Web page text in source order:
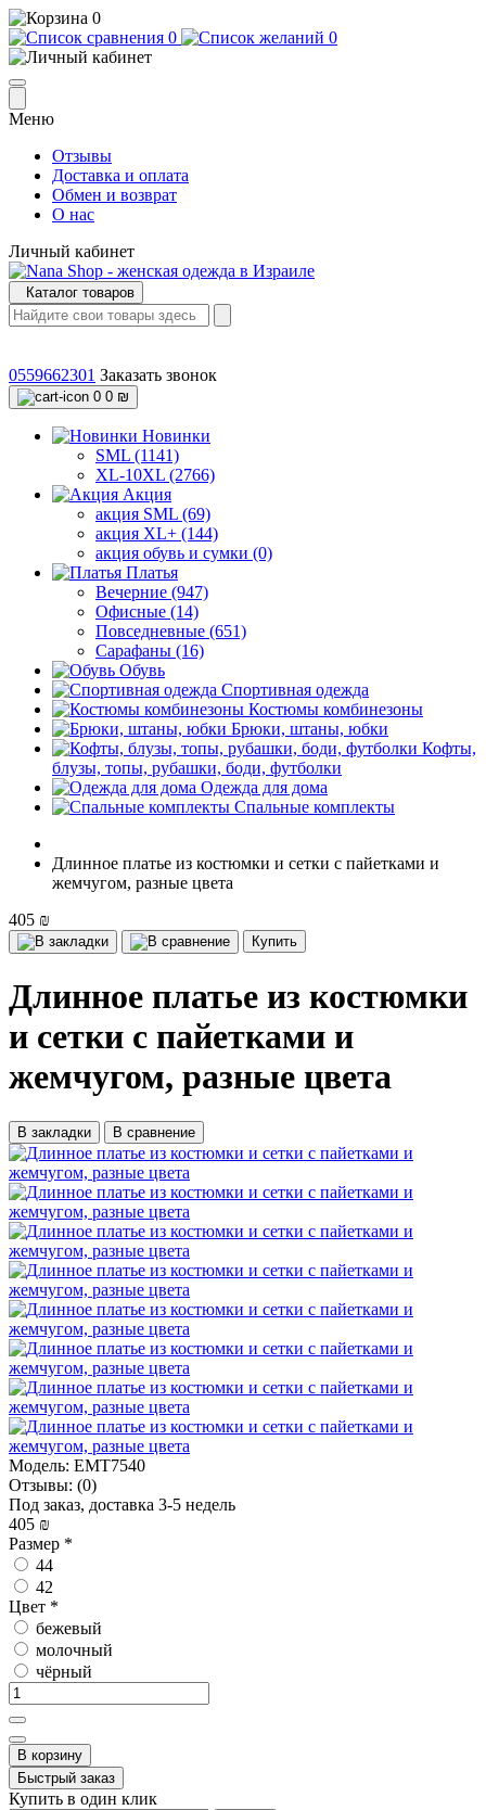
0
0
0
Меню
Отзывы
Доставка и оплата
Обмен и возврат
О нас
Личный кабинет
Каталог товаров
0559662301 Заказать звонок
0 0 ₪
Новинки
SML (1141)
XL-10XL (2766)
Акция
акция SML (69)
акция XL+ (144)
акция обувь и сумки (0)
Платья
Вечерние (947)
Офисные (14)
Повседневные (651)
Сарафаны (16)
Обувь
Спортивная одежда
Костюмы комбинезоны
Брюки, штаны, юбки
Кофты,
блузы, топы, рубашки, боди, футболки
Одежда для дома
Спальные комплекты
Длинное платье из костюмки и сетки с пайетками и
жемчугом, разные цвета
405 ₪
Купить
Длинное платье из костюмки
и сетки с пайетками и
жемчугом, разные цвета
В закладки В сравнение
Модель: EMT7540
Отзывы: (0)
Под заказ, доставка 3-5 недель
405 ₪
Размер *
44
42
Цвет *
бежевый
молочный
чёрный
В корзину
Быстрый заказ
Купить в один клик